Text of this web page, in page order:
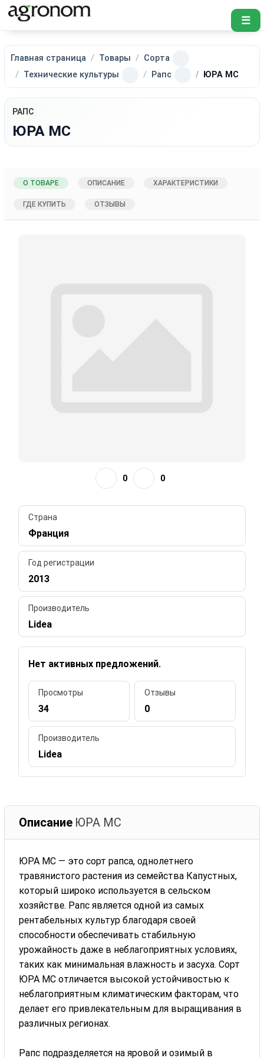
☰
Главная страница Товары
Сорта
Технические культуры
Рапс ЮРА МС
РАПС
ЮРА МС
О ТОВАРЕ ОПИСАНИЕ ХАРАКТЕРИСТИКИ
ГДЕ КУПИТЬ ОТЗЫВЫ
0 0
Страна
Франция
Год регистрации
2013
Производитель
Lidea
Нет активных предложений.
Просмотры
34
Отзывы
0
Производитель
Lidea
Описание ЮРА МС
ЮРА МС — это сорт рапса, однолетнего
травянистого растения из семейства Капустных,
который широко используется в сельском
хозяйстве. Рапс является одной из самых
рентабельных культур благодаря своей
способности обеспечивать стабильную
урожайность даже в неблагоприятных условиях,
таких как минимальная влажность и засуха. Сорт
ЮРА МС отличается высокой устойчивостью к
неблагоприятным климатическим факторам, что
делает его привлекательным для выращивания в
различных регионах.
Рапс подразделяется на яровой и озимый в